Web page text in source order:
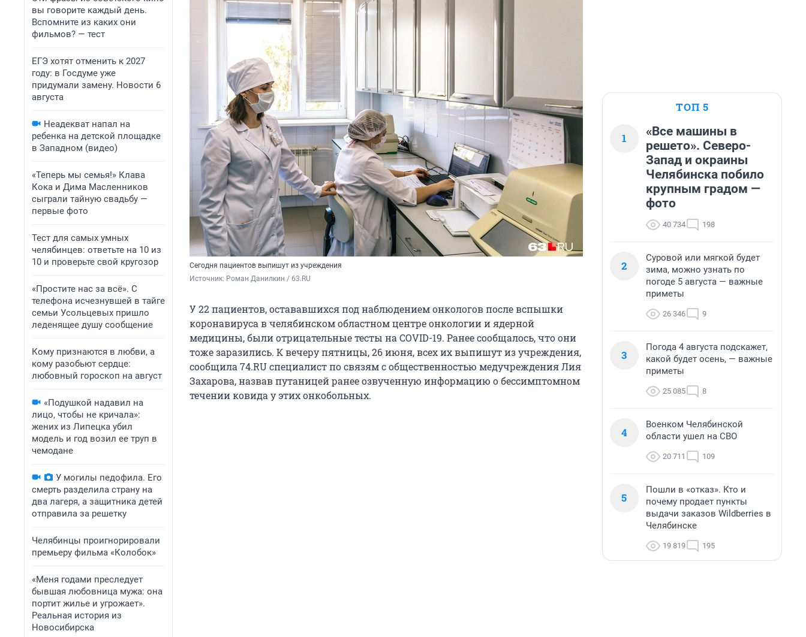
вы говорите каждый день.
Вспомните из каких они
фильмов? — тест
ЕГЭ хотят отменить к 2027
году: в Госдуме уже
придумали замену. Новости 6
августа
Неадекват напал на
ребенка на детской площадке
в Западном (видео)
«Теперь мы семья!» Клава
Кока и Дима Масленников
сыграли тайную свадьбу —
первые фото
Тест для самых умных
челябинцев: ответьте на 10 из
10 и проверьте свой кругозор
«Простите нас за всё». С
телефона исчезнувшей в тайге
семьи Усольцевых пришло
леденящее душу сообщение
Кому признаются в любви, а
кому разобьют сердце:
любовный гороскоп на август
«Подушкой надавил на
лицо, чтобы не кричала»:
жених из Липецка убил
модель и год возил ее труп в
чемодане
У могилы педофила. Его
смерть разделила страну на
два лагеря, а защитника детей
отправила за решетку
Челябинцы проигнорировали
премьеру фильма «Колобок»
«Меня годами преследует
бывшая любовница мужа: она
портит жилье и угрожает».
Реальная история из
Новосибирска
Сегодня пациентов выпишут из учреждения
Источник: Роман Данилкин / 63.RU
У 22 пациентов, остававшихся под наблюдением онкологов после вспышки
коронавируса в челябинском областном центре онкологии и ядерной
медицины, были отрицательные тесты на COVID-19. Ранее сообщалось, что они
тоже заразились. К вечеру пятницы, 26 июня, всех их выпишут из учреждения,
сообщила 74.RU специалист по связям с общественностью медучреждения Лия
Захарова, назвав путаницей ранее озвученную информацию о бессимптомном
течении ковида у этих онкобольных.
ТОП 5
1
«Все машины в
решето». Северо-
Запад и окраины
Челябинска побило
крупным градом —
фото
40 734 198
2
Суровой или мягкой будет
зима, можно узнать по
погоде 5 августа — важные
приметы
26 346 9
3
Погода 4 августа подскажет,
какой будет осень, — важные
приметы
25 085 8
4
Военком Челябинской
области ушел на СВО
20 711 109
5
Пошли в «отказ». Кто и
почему продает пункты
выдачи заказов Wildberries в
Челябинске
19 819 195